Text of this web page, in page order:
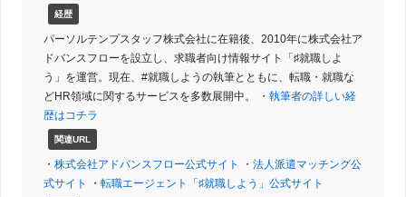
経歴
パーソルテンプスタッフ株式会社に在籍後、2010年に株式会社ア
ドバンスフローを設立し、求職者向け情報サイト「♯就職しよ
う」を運営。現在、#就職しようの執筆とともに、転職・就職な
どHR領域に関するサービスを多数展開中。 ・ 執筆者の詳しい経
歴はコチラ
関連URL
・ 株式会社アドバンスフロー公式サイト ・ 法人派遣マッチング公
式サイト
・ 転職エージェント「♯就職しよう」公式サイト